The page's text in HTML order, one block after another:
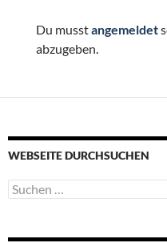
Du musstangemeldet
abzugeben.
WEBSEITE DURCHSUCHEN
Suchen
nach: